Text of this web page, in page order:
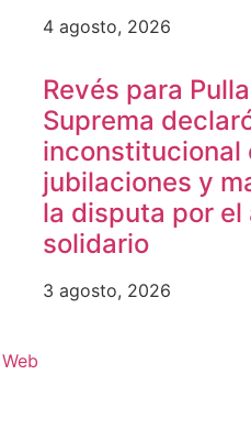
4 agosto, 2026
Revés para
Suprema
inconstitucional
jubilaciones y
la disputa por el
solidario
3 agosto, 2026